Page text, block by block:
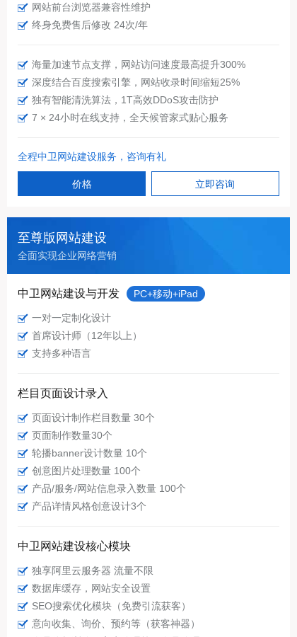
网站前台浏览器兼容性维护
终身免费售后修改 24次/年
海量加速节点支撑，网站访问速度最高提升300%
深度结合百度搜索引擎，网站收录时间缩短25%
独有智能清洗算法，1T高效DDoS攻击防护
7 × 24小时在线支持，全天候管家式贴心服务
全程中卫网站建设服务，咨询有礼
价格 立即咨询
至尊版网站建设
全面实现企业网络营销
中卫网站建设与开发 PC+移动+iPad
一对一定制化设计
首席设计师（12年以上）
支持多种语言
栏目页面设计录入
页面设计制作栏目数量 30个
页面制作数量30个
轮播banner设计数量 10个
创意图片处理数量 100个
产品/服务/网站信息录入数量 100个
产品详情风格创意设计3个
中卫网站建设核心模块
独享阿里云服务器 流量不限
数据库缓存，网站安全设置
SEO搜索优化模块（免费引流获客）
意向收集、询价、预约等（获客神器）